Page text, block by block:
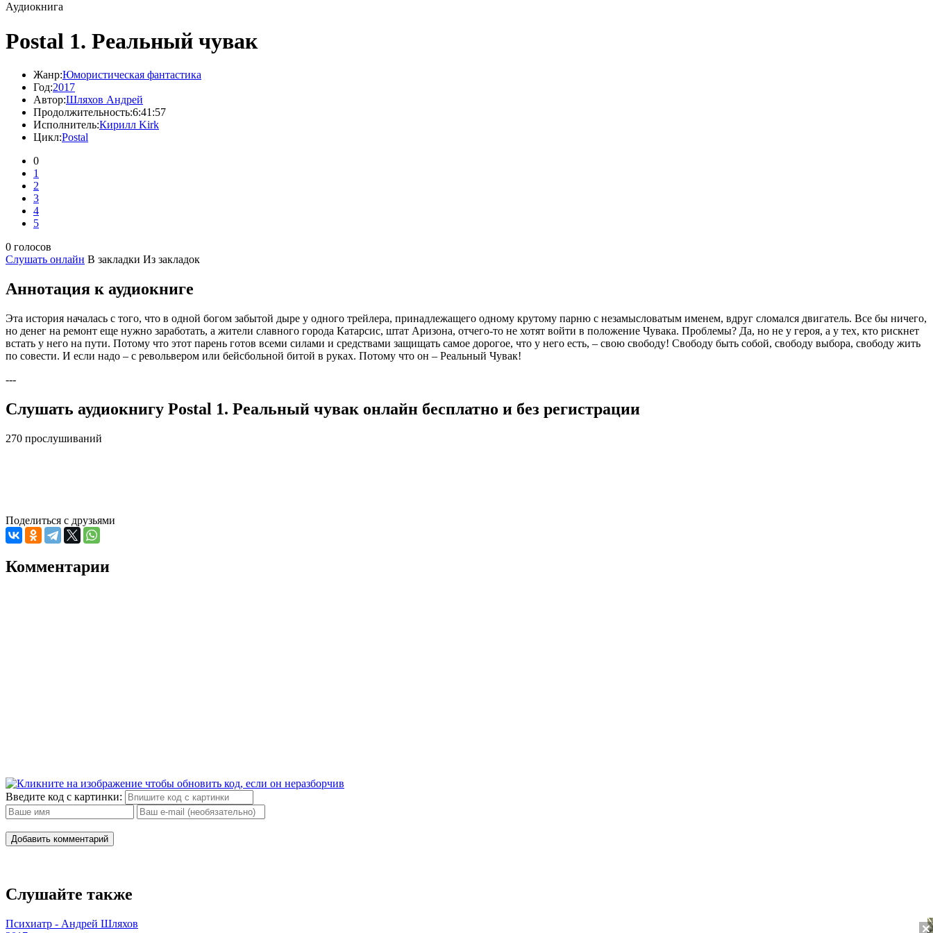
Аудиокнига
Postal 1. Реальный чувак
Жанр:Юмористическая фантастика
Год:2017
Автор:Шляхов Андрей
Продолжительность:6:41:57
Исполнитель:Кирилл Kirk
Цикл:Postal
0
1
2
3
4
5
0 голосов
Слушать онлайн В закладки Из закладок
Аннотация к аудиокниге
Эта история началась с того, что в одной богом забытой дыре у одного трейлера, принадлежащего одному крутому парню с незамысловатым именем, вдруг сломался двигатель. Все бы ничего,
но денег на ремонт еще нужно заработать, а жители славного города Катарсис, штат Аризона, отчего-то не хотят войти в положение Чувака. Проблемы? Да, но не у героя, а у тех, кто рискнет
встать у него на пути. Потому что этот парень готов всеми силами и средствами защищать самое дорогое, что у него есть, – свою свободу! Свободу быть собой, свободу выбора, свободу жить
по совести. И если надо – с револьвером или бейсбольной битой в руках. Потому что он – Реальный Чувак!
---
Слушать аудиокнигу Postal 1. Реальный чувак онлайн бесплатно и без регистрации
270 прослушиваний
Поделиться с друзьями
Комментарии
Введите код с картинки:
Добавить комментарий
Слушайте также
Психиатр - Андрей Шляхов